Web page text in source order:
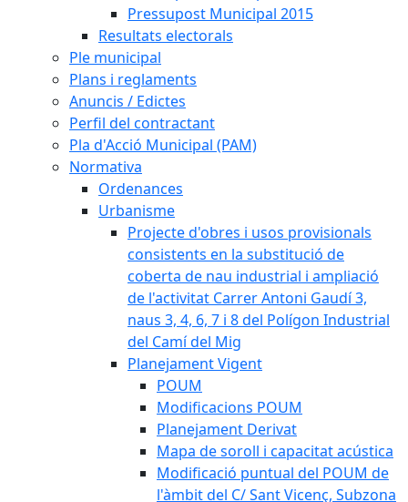
Pressupost Municipal 2015
Resultats electorals
Ple municipal
Plans i reglaments
Anuncis / Edictes
Perfil del contractant
Pla d'Acció Municipal (PAM)
Normativa
Ordenances
Urbanisme
Projecte d'obres i usos provisionals
consistents en la substitució de
coberta de nau industrial i ampliació
de l'activitat Carrer Antoni Gaudí 3,
naus 3, 4, 6, 7 i 8 del Polígon Industrial
del Camí del Mig
Planejament Vigent
POUM
Modificacions POUM
Planejament Derivat
Mapa de soroll i capacitat acústica
Modificació puntual del POUM de
l'àmbit del C/ Sant Vicenç, Subzona